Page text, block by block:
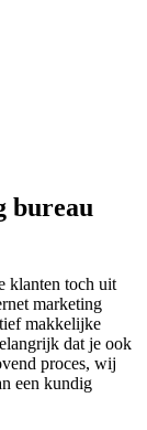
bureau
klanten toch uit
marketing
makkelijke
dat je ook
proces, wij
een kundig